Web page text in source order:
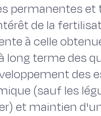
permanentes
de la
à celle
long terme des
des
(sauf les
et maintien